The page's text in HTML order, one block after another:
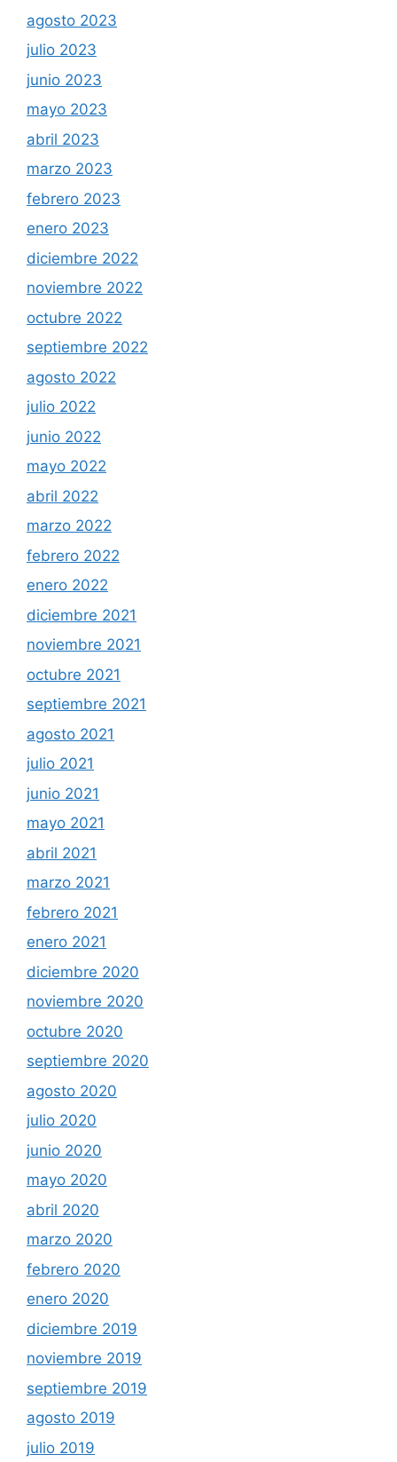
agosto 2023
julio 2023
junio 2023
mayo 2023
abril 2023
marzo 2023
febrero 2023
enero 2023
diciembre 2022
noviembre 2022
octubre 2022
septiembre 2022
agosto 2022
julio 2022
junio 2022
mayo 2022
abril 2022
marzo 2022
febrero 2022
enero 2022
diciembre 2021
noviembre 2021
octubre 2021
septiembre 2021
agosto 2021
julio 2021
junio 2021
mayo 2021
abril 2021
marzo 2021
febrero 2021
enero 2021
diciembre 2020
noviembre 2020
octubre 2020
septiembre 2020
agosto 2020
julio 2020
junio 2020
mayo 2020
abril 2020
marzo 2020
febrero 2020
enero 2020
diciembre 2019
noviembre 2019
septiembre 2019
agosto 2019
julio 2019